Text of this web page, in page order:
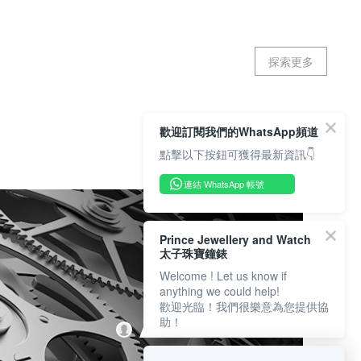
探索更多
歡迎訂閱我們的WhatsApp頻道
點擊以下按鈕可獲得最新資訊👇
連結 WhatsApp 帳號
Prince Jewellery and Watch
太子珠寶鐘錶
Welcome ! Let us know if
anything we could help!
歡迎光臨！我們很樂意為您提供協
助！